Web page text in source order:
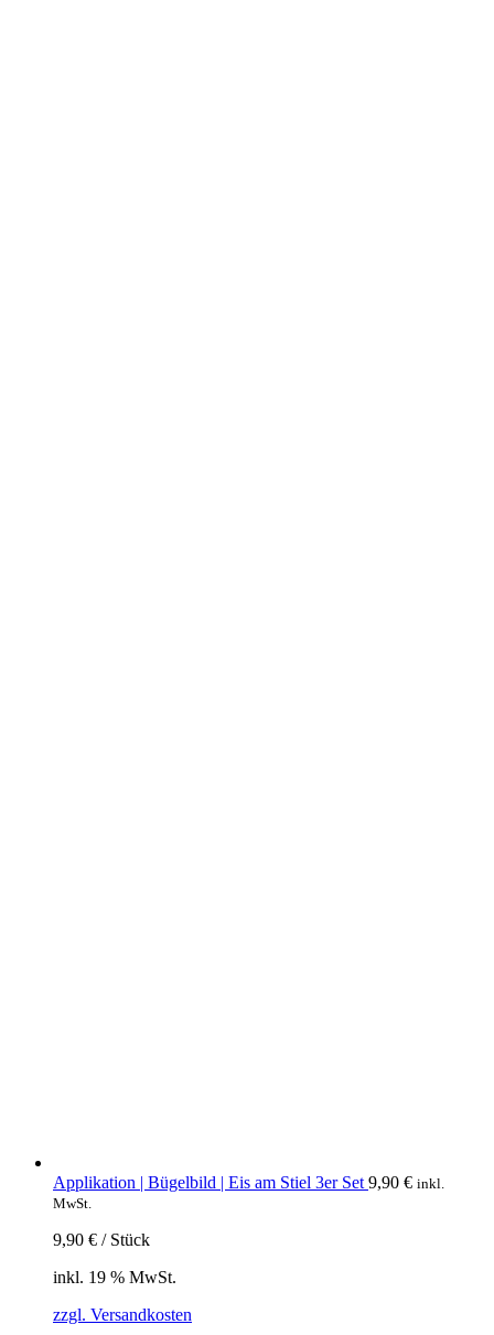
Applikation | Bügelbild | Eis am Stiel 3er Set 9,90 € inkl.
MwSt.
9,90 € / Stück
inkl. 19 % MwSt.
zzgl. Versandkosten